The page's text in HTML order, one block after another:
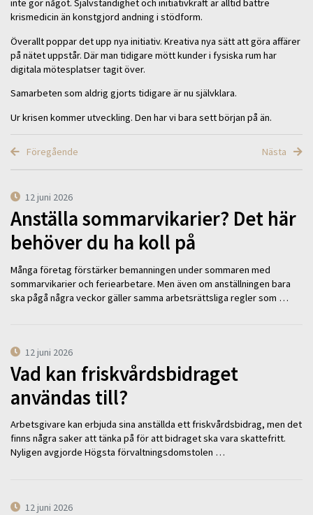
inte gör något. Självständighet och initiativkraft är alltid bättre
krismedicin än konstgjord andning i stödform.
Överallt poppar det upp nya initiativ. Kreativa nya sätt att göra affärer
på nätet uppstår. Där man tidigare mött kunder i fysiska rum har
digitala mötesplatser tagit över.
Samarbeten som aldrig gjorts tidigare är nu självklara.
Ur krisen kommer utveckling. Den har vi bara sett början på än.
Föregående Nästa
12 juni 2026
Anställa sommarvikarier? Det här
behöver du ha koll på
Många företag förstärker bemanningen under sommaren med
sommarvikarier och feriearbetare. Men även om anställningen bara
ska pågå några veckor gäller samma arbetsrättsliga regler som …
12 juni 2026
Vad kan friskvårdsbidraget
användas till?
Arbetsgivare kan erbjuda sina anställda ett friskvårdsbidrag, men det
finns några saker att tänka på för att bidraget ska vara skattefritt.
Nyligen avgjorde Högsta förvaltningsdomstolen …
12 juni 2026